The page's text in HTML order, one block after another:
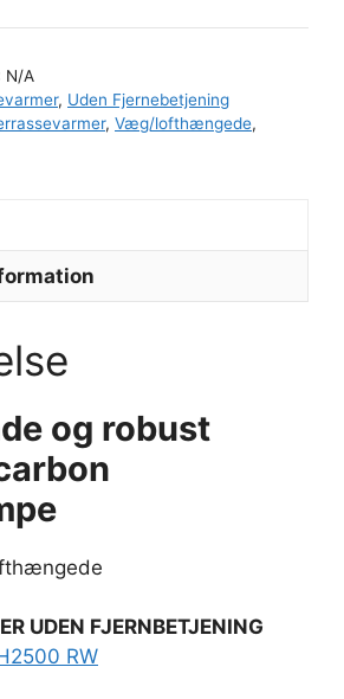
AERO
N/A
, Uden Fjernebetjening
, Væg/lofthængede,
og robust
UDEN FJERNBETJENING
RW